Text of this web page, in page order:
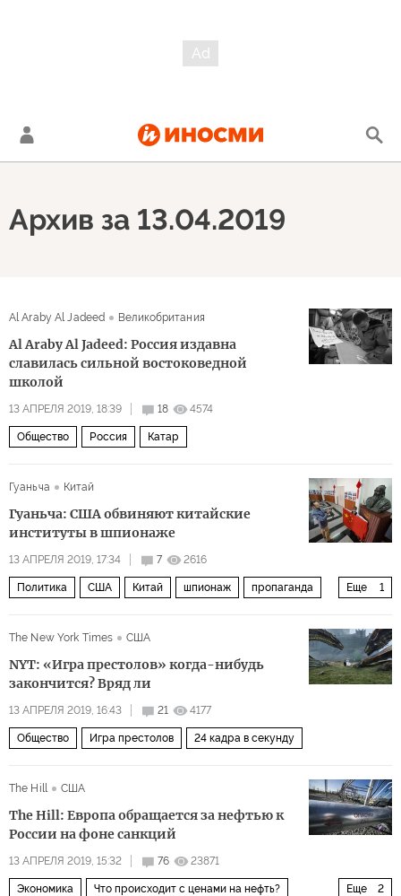
Архив за 13.04.2019
Al Araby Al Jadeed Великобритания
Al Araby Al Jadeed: Россия издавна
славилась сильной востоковедной
школой
13 АПРЕЛЯ 2019, 18:39 18 4574
Общество Россия Катар
Гуаньча Китай
Гуаньча: США обвиняют китайские
институты в шпионаже
13 АПРЕЛЯ 2019, 17:34 7 2616
Еще 1
Политика США Китай шпионаж пропаганда
The New York Times
США
NYT: «Игра престолов» когда-нибудь
закончится? Вряд ли
13 АПРЕЛЯ 2019, 16:43 21 4177
Общество Игра престолов 24 кадра в секунду
The Hill США
The Hill: Европа обращается за нефтью к
России на фоне санкций
13 АПРЕЛЯ 2019, 15:32 76 23871
Еще 2
Экономика Что происходит с ценами на нефть?